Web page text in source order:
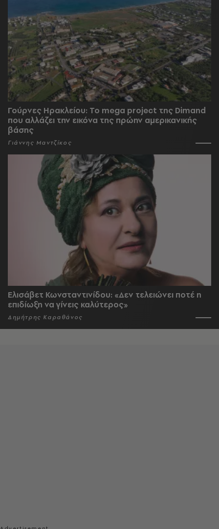
Γούρνες Ηρακλείου: To mega project της Dimand
που αλλάζει την εικόνα της πρώην αμερικανικής
βάσης
Γιάννης Μαντζίκος
Ελισάβετ Κωνσταντινίδου: «Δεν τελειώνει ποτέ η
επιδίωξη να γίνεις καλύτερος»
Δημήτρης Καραθάνος